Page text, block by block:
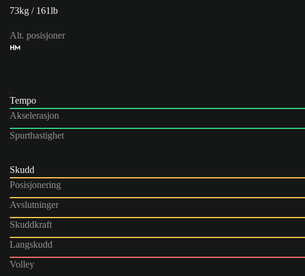
73kg / 161lb
Alt. posisjoner
HM
Tempo
Akselerasjon
Spurthastighet
Skudd
Posisjonering
Avslutninger
Skuddkraft
Langskudd
Volley